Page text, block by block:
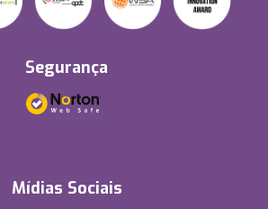
Segurança
Mídias Sociais